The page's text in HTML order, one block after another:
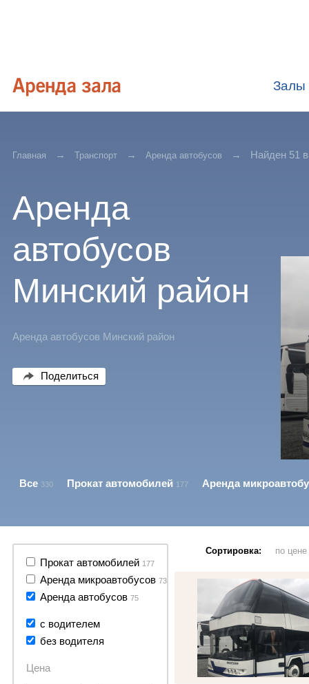
Залы
Главная Транспорт Аренда автобусов Найден 51
Аренда
автобусов
Минский район
Аренда автобусов Минский район
Поделиться
Все 330 Прокат автомобилей 177 Аренда
Прокат автомобилей 177
Аренда микроавтобусов 73
Аренда автобусов 75
с водителем
без водителя
Цена
Сортировка:
по цене
114 фото
4 фото